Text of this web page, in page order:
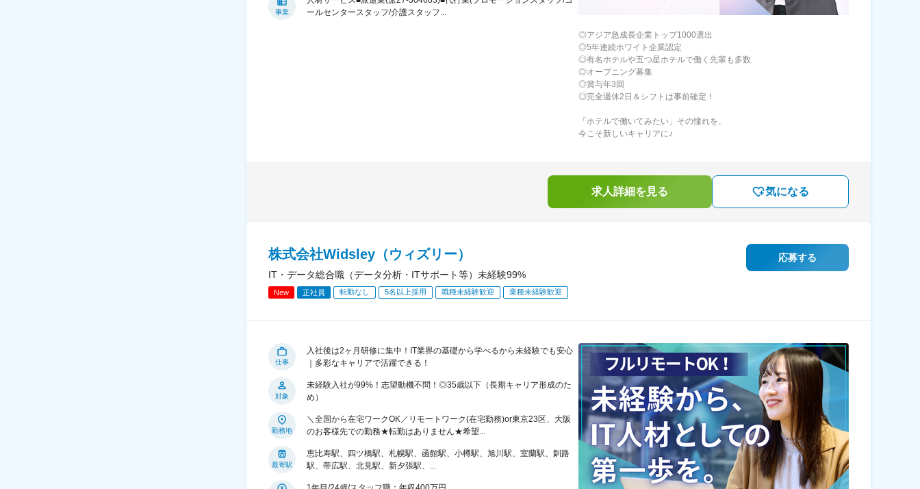
事業
ールセンタースタッフ/介護スタッフ...
◎アジア急成長企業トップ1000選出
◎5年連続ホワイト企業認定
◎有名ホテルや五つ星ホテルで働く先輩も多数
◎オープニング募集
◎賞与年3回
◎完全週休2日＆シフトは事前確定！
「ホテルで働いてみたい」その憧れを、
今こそ新しいキャリアに♪
求人詳細を見る 気になる
株式会社Widsley（ウィズリー）
IT・データ総合職（データ分析・ITサポート等）未経験99%
New 正社員 転勤なし 5名以上採用 職種未経験歓迎 業種未経験歓迎
応募する
仕事
入社後は2ヶ月研修に集中！IT業界の基礎から学べるから未経験でも安心
｜多彩なキャリアで活躍できる！
対象
未経験入社が99%！志望動機不問！◎35歳以下（長期キャリア形成のた
め）
勤務地
＼全国から在宅ワークOK／リモートワーク(在宅勤務)or東京23区、大阪
のお客様先での勤務★転勤はありません★希望...
最寄駅
恵比寿駅、四ツ橋駅、札幌駅、函館駅、小樽駅、旭川駅、室蘭駅、釧路
駅、帯広駅、北見駅、新夕張駅、...